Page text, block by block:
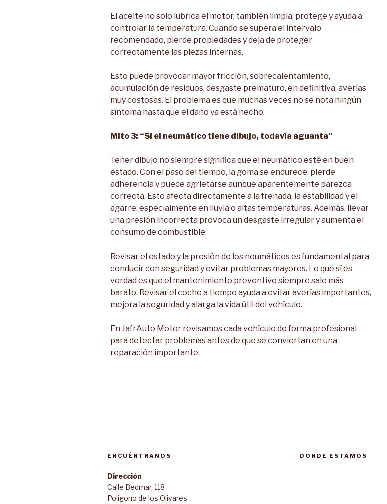
El aceite no solo lubrica el motor, también limpia, protege y ayuda a
controlar la temperatura. Cuando se supera el intervalo
recomendado, pierde propiedades y deja de proteger
correctamente las piezas internas.
Esto puede provocar mayor fricción, sobrecalentamiento,
acumulación de residuos, desgaste prematuro, en definitiva, averías
muy costosas. El problema es que muchas veces no se nota ningún
síntoma hasta que el daño ya está hecho.
Mito 3: “Si el neumático tiene dibujo, todavía aguanta”
Tener dibujo no siempre significa que el neumático esté en buen
estado. Con el paso del tiempo, la goma se endurece, pierde
adherencia y puede agrietarse aunque aparentemente parezca
correcta. Esto afecta directamente a la frenada, la estabilidad y el
agarre, especialmente en lluvia o altas temperaturas. Además, llevar
una presión incorrecta provoca un desgaste irregular y aumenta el
consumo de combustible.
Revisar el estado y la presión de los neumáticos es fundamental para
conducir con seguridad y evitar problemas mayores. Lo que sí es
verdad es que el mantenimiento preventivo siempre sale más
barato. Revisar el coche a tiempo ayuda a evitar averías importantes,
mejora la seguridad y alarga la vida útil del vehículo.
En JafrAuto Motor revisamos cada vehículo de forma profesional
para detectar problemas antes de que se conviertan en una
reparación importante.
ENCUÉNTRANOS
Dirección
Calle Bedmar, 118
Polígono de los Olivares
DONDE ESTAMOS